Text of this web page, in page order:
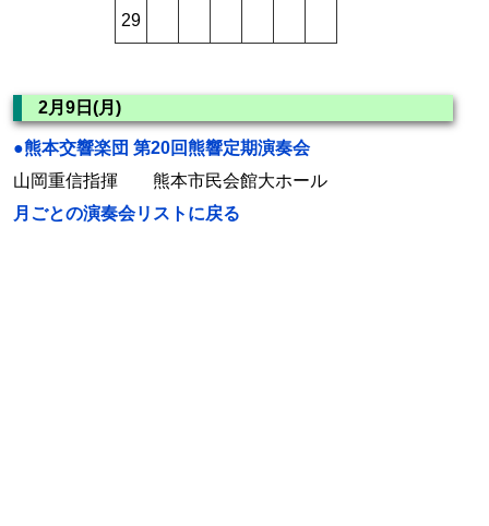
29
2月9日(月)
●熊本交響楽団 第20回熊響定期演奏会
山岡重信指揮 熊本市民会館大ホール
月ごとの演奏会リストに戻る